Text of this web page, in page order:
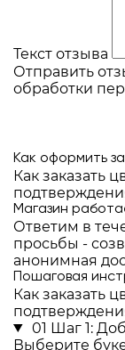
Текст отзыва
Отправить
обработки
Как оформить
Как заказать
Магазин
Ответим в
просьбы -
анонимная
Пошаговая
Как заказать
01 Шаг 1:
Выберите